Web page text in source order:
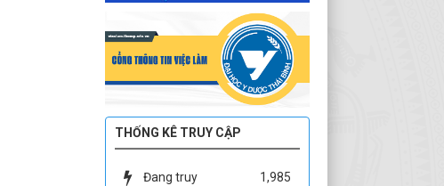
THỐNG KÊ TRUY CẬP
Đang truy
1,985